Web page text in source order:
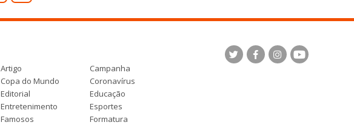
Artigo
Campanha
Copa do Mundo
Coronavírus
Editorial
Educação
Entretenimento
Esportes
Famosos
Formatura